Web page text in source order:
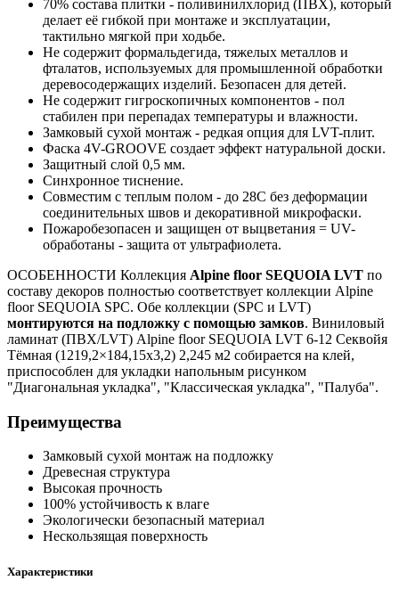
70% состава плитки - поливинилхлорид (ПВХ), который
делает её гибкой при монтаже и эксплуатации,
тактильно мягкой при ходьбе.
Не содержит формальдегида, тяжелых металлов и
фталатов, используемых для промышленной обработки
деревосодержащих изделий. Безопасен для детей.
Не содержит гигроскопичных компонентов - пол
стабилен при перепадах температуры и влажности.
Замковый сухой монтаж - редкая опция для LVT-плит.
Фаска 4V-GROOVE создает эффект натуральной доски.
Защитный слой 0,5 мм.
Cинхронное тиснение.
Совместим с теплым полом - до 28C без деформации
соединительных швов и декоративной микрофаски.
Пожаробезопасен и защищен от выцветания = UV-
обработаны - защита от ультрафиолета.
ОСОБЕННОСТИ Коллекция Alpine floor SEQUOIA LVT по
составу декоров полностью соответствует коллекции Alpine
floor SEQUOIA SPC. Обе коллекции (SPC и LVT)
монтируются на подложку с помощью замков. Виниловый
ламинат (ПВХ/LVT) Alpine floor SEQUOIA LVT 6-12 Секвойя
Тёмная (1219,2×184,15х3,2) 2,245 м2 собирается на клей,
приспособлен для укладки напольным рисунком
"Диагональная укладка", "Классическая укладка", "Палуба".
Преимущества
Замковый сухой монтаж на подложку
Древесная структура
Высокая прочность
100% устойчивость к влаге
Экологически безопасный материал
Нескользящая поверхность
Характеристики